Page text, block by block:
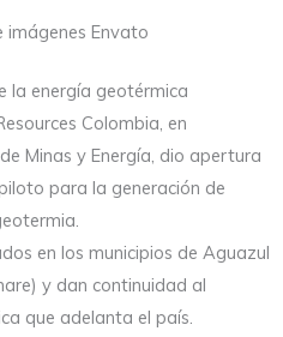
imágenes Envato
la energía geotérmica
Colombia, en
Minas y Energía, dio apertura
para la generación de
en los municipios de Aguazul
y dan continuidad al
que adelanta el país.